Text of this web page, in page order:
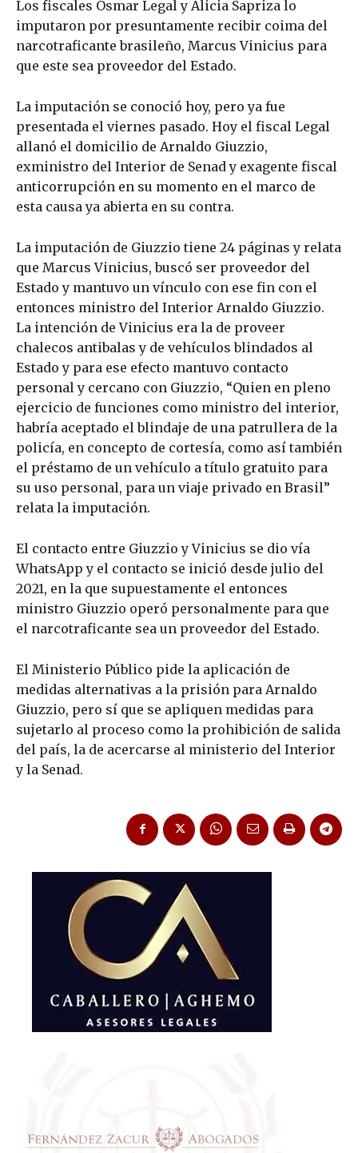
Los fiscales Osmar Legal y Alicia Sapriza lo
imputaron por presuntamente recibir coima del
narcotraficante brasileño, Marcus Vinicius para
que este sea proveedor del Estado.
La imputación se conoció hoy, pero ya fue
presentada el viernes pasado. Hoy el fiscal Legal
allanó el domicilio de Arnaldo Giuzzio,
exministro del Interior de Senad y exagente fiscal
anticorrupción en su momento en el marco de
esta causa ya abierta en su contra.
La imputación de Giuzzio tiene 24 páginas y relata
que Marcus Vinicius, buscó ser proveedor del
Estado y mantuvo un vínculo con ese fin con el
entonces ministro del Interior Arnaldo Giuzzio.
La intención de Vinicius era la de proveer
chalecos antibalas y de vehículos blindados al
Estado y para ese efecto mantuvo contacto
personal y cercano con Giuzzio, “Quien en pleno
ejercicio de funciones como ministro del interior,
habría aceptado el blindaje de una patrullera de la
policía, en concepto de cortesía, como así también
el préstamo de un vehículo a título gratuito para
su uso personal, para un viaje privado en Brasil”
relata la imputación.
El contacto entre Giuzzio y Vinicius se dio vía
WhatsApp y el contacto se inició desde julio del
2021, en la que supuestamente el entonces
ministro Giuzzio operó personalmente para que
el narcotraficante sea un proveedor del Estado.
El Ministerio Público pide la aplicación de
medidas alternativas a la prisión para Arnaldo
Giuzzio, pero sí que se apliquen medidas para
sujetarlo al proceso como la prohibición de salida
del país, la de acercarse al ministerio del Interior
y la Senad.